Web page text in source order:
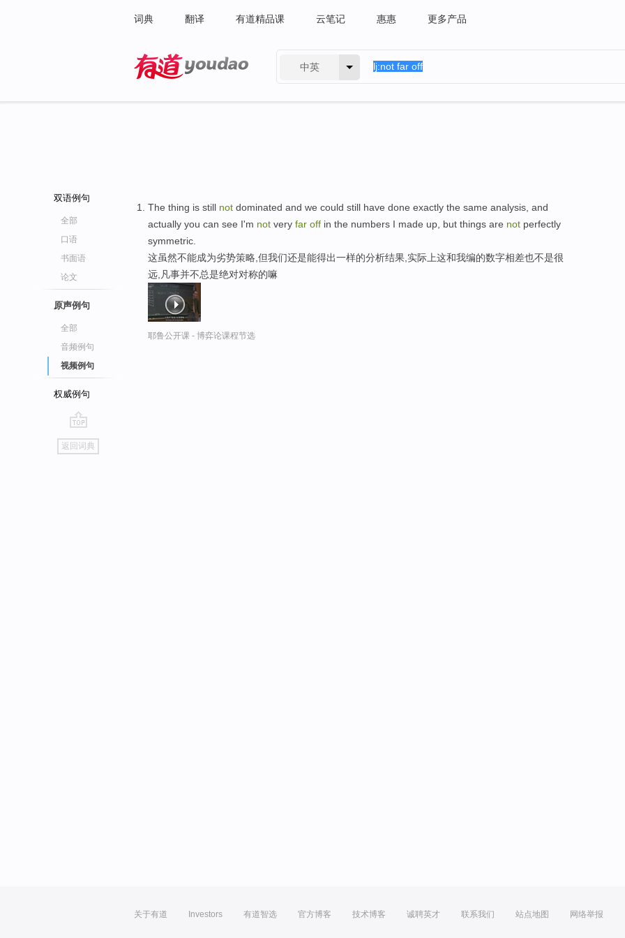
词典 翻译 有道精品课 云笔记 惠惠 更多产品
中英
双语例句
全部
口语
书面语
论文
原声例句
全部
音频例句
视频例句
权威例句
go
top
返回词典
The thing is still not dominated and we could still have done exactly the same analysis, and
actually you can see I'm not very far off in the numbers I made up, but things are not perfectly
symmetric.
这虽然不能成为劣势策略,但我们还是能得出一样的分析结果,实际上这和我编的数字相差也不是很
远,凡事并不总是绝对对称的嘛
耶鲁公开课 - 博弈论课程节选
关于有道 Investors 有道智选 官方博客 技术博客 诚聘英才 联系我们 站点地图 网络举报